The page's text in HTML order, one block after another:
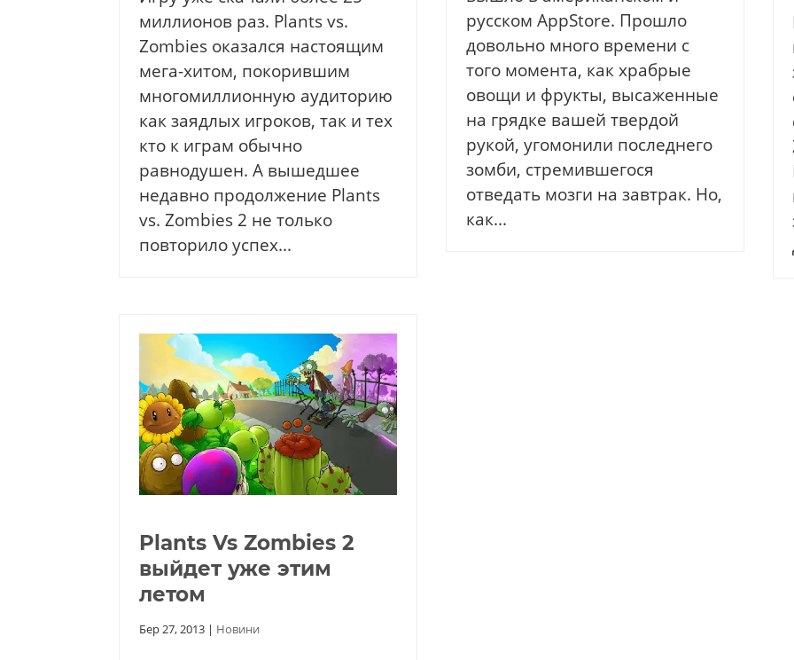
миллионов раз. Plants vs.
Zombies оказался настоящим
мега-хитом, покорившим
многомиллионную аудиторию
как заядлых игроков, так и тех
кто к играм обычно
равнодушен. А вышедшее
недавно продолжение Plants
vs. Zombies 2 не только
повторило успех...
русском AppStore. Прошло
довольно много времени с
того момента, как храбрые
овощи и фрукты, высаженные
на грядке вашей твердой
рукой, угомонили последнего
зомби, стремившегося
отведать мозги на завтрак. Но,
как...
Plants Vs Zombies 2
выйдет уже этим
летом
Бер 27, 2013| Новини